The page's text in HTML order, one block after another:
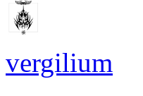
vergilium